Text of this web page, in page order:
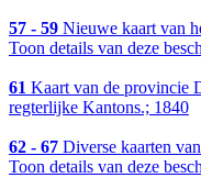
57 - 59 Nieuwe kaart van
Toon details van deze
61 Kaart van de provincie
regterlijke Kantons.; 1840
62 - 67 Diverse kaarten
Toon details van deze